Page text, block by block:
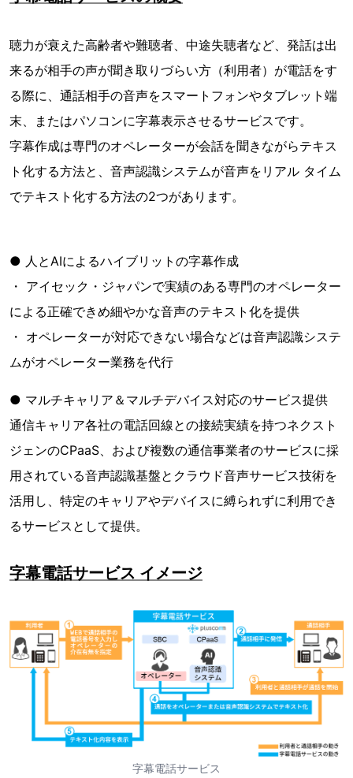
聴力が衰えた高齢者や難聴者、中途失聴者など、発話は出
来るが相手の声が聞き取りづらい方（利用者）が電話をす
る際に、通話相手の音声をスマートフォンやタブレット端
末、またはパソコンに字幕表示させるサービスです。
字幕作成は専門のオペレーターが会話を聞きながらテキス
ト化する方法と、音声認識システムが音声をリアル タイム
でテキスト化する方法の2つがあります。
● 人とAIによるハイブリットの字幕作成
・ アイセック・ジャパンで実績のある専門のオペレーター
による正確できめ細やかな音声のテキスト化を提供
・ オペレーターが対応できない場合などは音声認識システ
ムがオペレーター業務を代行
● マルチキャリア＆マルチデバイス対応のサービス提供
通信キャリア各社の電話回線との接続実績を持つネクスト
ジェンのCPaaS、および複数の通信事業者のサービスに採
用されている音声認識基盤とクラウド音声サービス技術を
活用し、特定のキャリアやデバイスに縛られずに利用でき
るサービスとして提供。
字幕電話サービス イメージ
字幕電話サービス